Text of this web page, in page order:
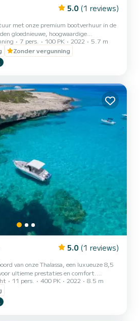
5.0 (1 reviews)
met onze premium bootverhuur in de
gloednieuwe, hoogwaardige
met moderne voorzieningen en
Of u nu op zoek bent naar sensatie
boten garanderen een
De bootverhuur is beschikbaar
past. Tempest 570 Easy Line | De
7 pers. 100 PK 2022
5.7 m
Zonder vergunning
5.0 (1 reviews)
van onze Thalassa, een luxueuze 8,5
ultieme prestaties en comfort.
Blauwe Lagune en Akamas tijdens een
met een professionele kapitein, inclusief
en reddingsvesten voor een
is ontworpen om plaats te bieden aan
11 pers. 400 PK 2022
8.5 m